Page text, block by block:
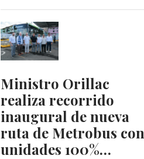
Ministro Orillac
realiza recorrido
inaugural de nueva
ruta de Metrobus con
unidades 100%…